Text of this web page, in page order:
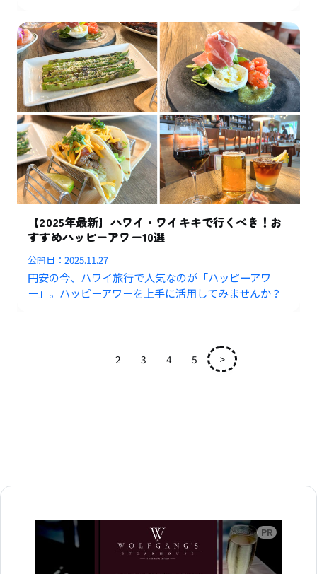
【2025年最新】ハワイ・ワイキキで行くべき！お
すすめハッピーアワー10選
公開日：2025.11.27
円安の今、ハワイ旅行で人気なのが「ハッピーアワ
ー」。ハッピーアワーを上手に活用してみませんか？
2 3 4 5 >
広告